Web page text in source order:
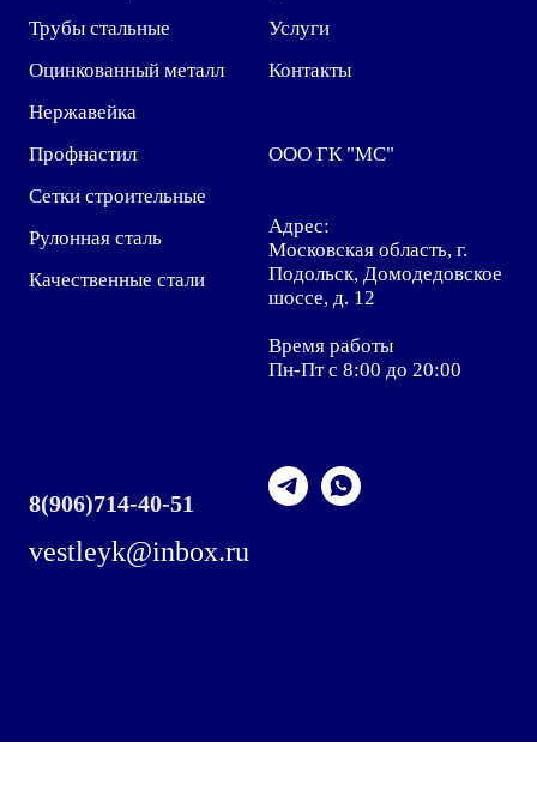
Трубы стальные
Оцинкованный металл
Нержавейка
Профнастил
Сетки строительные
Рулонная сталь
Качественные стали
Услуги
Контакты
ООО ГК "МС"
Адрес:
Московская область, г.
Подольск, Домодедовское
шоссе, д. 12
Время работы
Пн-Пт с 8:00 до 20:00
8(906)714-40-51
vestleyk@inbox.ru